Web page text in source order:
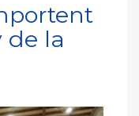
de la